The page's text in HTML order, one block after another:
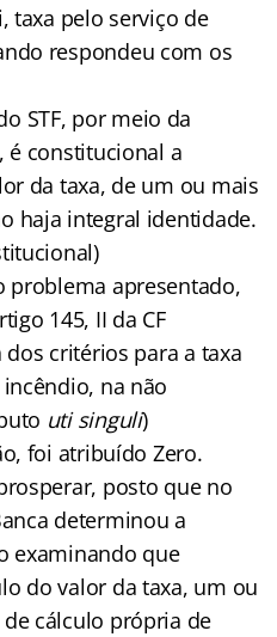
taxa pelo serviço de
respondeu com os
STF, por meio da
é constitucional a
da taxa, de um ou mais
haja integral identidade.
problema apresentado,
145, II da CF
critérios para a taxa
na não
uti singuli)
foi atribuído Zero.
posto que no
determinou a
examinando que
do valor da taxa, um ou
cálculo própria de